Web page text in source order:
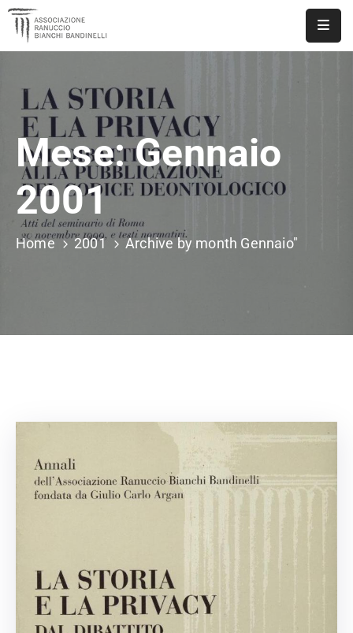
NOTIZIE
DOCUMENTI
EVENTI
PUBBLICAZIONI
CONTATTI
Mese:Gennaio
2001
Home 2001 Archive by month Gennaio"